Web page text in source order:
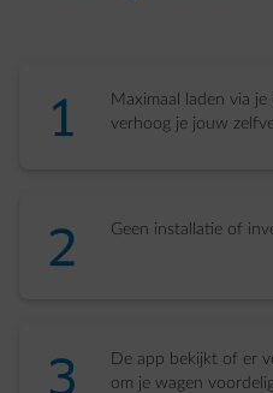
number-1
Maximaal laden via
verhoog je jouw
number-2 Geen installatie of
number-3
De app bekijkt of er
om je wagen